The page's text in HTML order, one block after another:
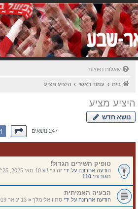
שאלות נפוצות
בית עמוד ראשי היציע מציע
היציע מציע
נושא חדש
247 נושאיםדף1מתוך10
1
טופיק השירים הגדול!
הודעה אחרונה על ידי זה שי ! «10 מאי 2025, 07:25
תגובות: 110
הבעיה האמיתית
הודעה אחרונה על ידי סתיו אלימלך«13 ינואר 2019, 00:18